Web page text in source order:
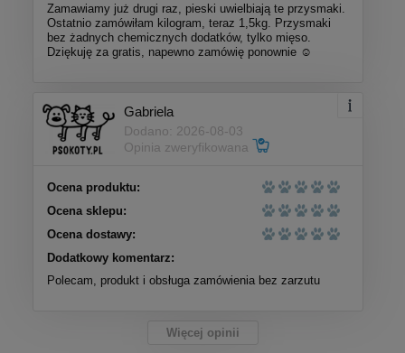
Zamawiamy już drugi raz, pieski uwielbiają te przysmaki.
Ostatnio zamówiłam kilogram, teraz 1,5kg. Przysmaki
bez żadnych chemicznych dodatków, tylko mięso.
Dziękuję za gratis, napewno zamówię ponownie ☺️
Gabriela
Dodano: 2026-08-03
Opinia zweryfikowana
Ocena produktu:
Ocena sklepu:
Ocena dostawy:
Dodatkowy komentarz:
Polecam, produkt i obsługa zamówienia bez zarzutu
Więcej opinii